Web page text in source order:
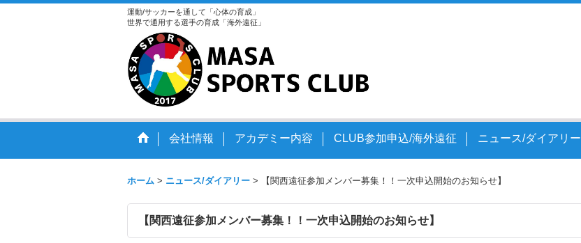
運動/サッカーを通して「心体の育成」
世界で通用する選手の育成「海外遠征」
会社情報 アカデミー内容 CLUB参加申込/海外遠征 ニュース/ダイアリー
ホーム > ニュース/ダイアリー > 【関西遠征参加メンバー募集！！一次申込開始のお知らせ】
【関西遠征参加メンバー募集！！一次申込開始のお知らせ】